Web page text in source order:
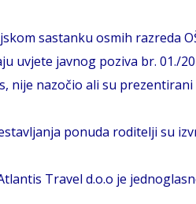
sastanku osmih razreda
uvjete javnog poziva br. 01./
nije nazočio ali su
ponuda roditelji su
Travel d.o.o je